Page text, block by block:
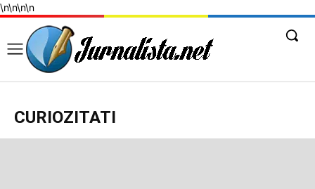
\n\n\n\n
CURIOZITATI